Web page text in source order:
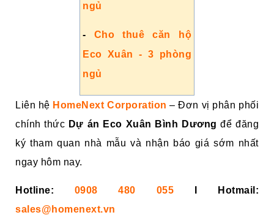
ngủ
- Cho thuê căn hộ
Eco Xuân - 3 phòng
ngủ
Liên hệ HomeNext Corporation – Đơn vị phân phối
chính thức Dự án Eco Xuân Bình Dương để đăng
ký tham quan nhà mẫu và nhận báo giá sớm nhất
ngay hôm nay.
Hotline: 0908 480 055
I Hotmail:
sales@homenext.vn